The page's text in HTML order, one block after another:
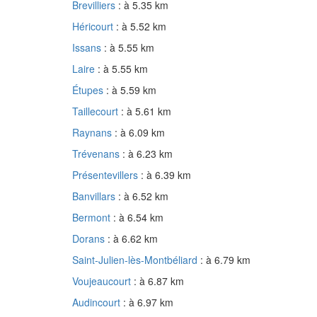
Brevilliers : à 5.35 km
Héricourt : à 5.52 km
Issans : à 5.55 km
Laire : à 5.55 km
Étupes : à 5.59 km
Taillecourt : à 5.61 km
Raynans : à 6.09 km
Trévenans : à 6.23 km
Présentevillers : à 6.39 km
Banvillars : à 6.52 km
Bermont : à 6.54 km
Dorans : à 6.62 km
Saint-Julien-lès-Montbéliard : à 6.79 km
Voujeaucourt : à 6.87 km
Audincourt : à 6.97 km